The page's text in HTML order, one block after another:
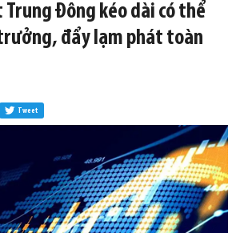
Trung Đông kéo dài có thể
đẩy lạm phát toàn
Tweet